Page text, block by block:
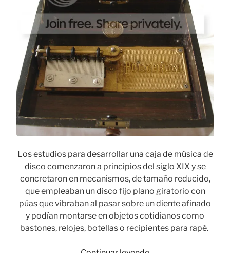
Los estudios para desarrollar una caja de música de
disco comenzaron a principios del siglo XIX y se
concretaron en mecanismos, de tamaño reducido,
que empleaban un disco fijo plano giratorio con
púas que vibraban al pasar sobre un diente afinado
y podían montarse en objetos cotidianos como
bastones, relojes, botellas o recipientes para rapé.